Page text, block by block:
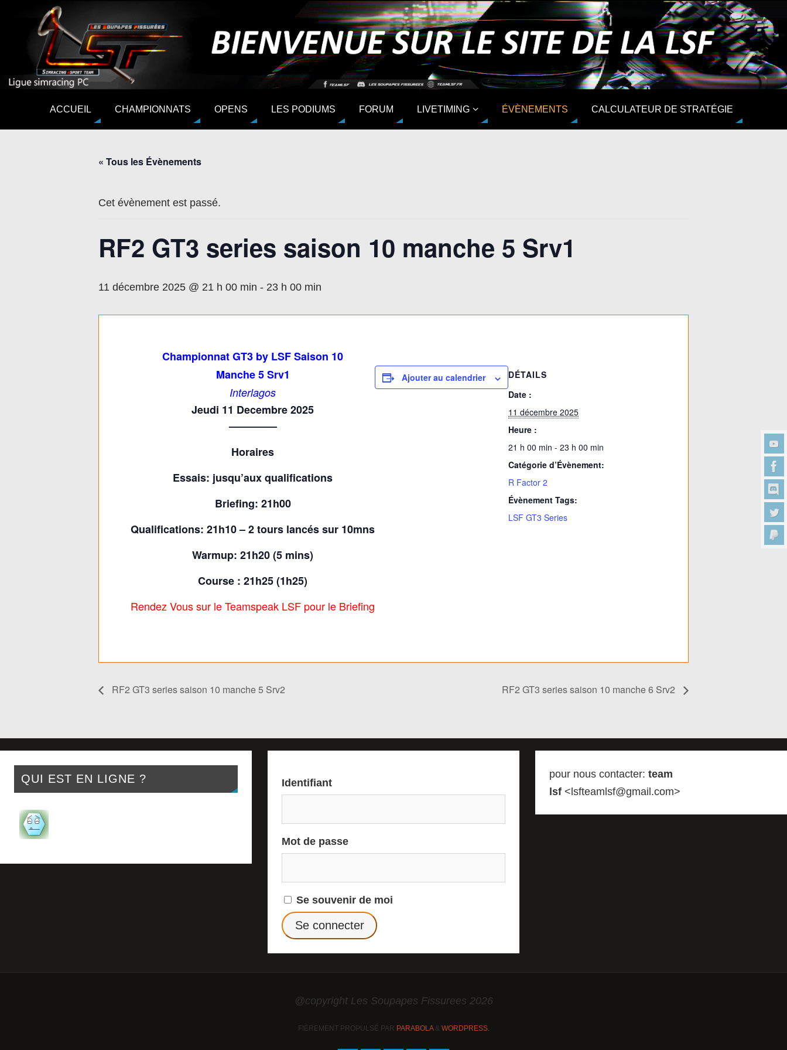
ACCUEIL CHAMPIONNATS OPENS LES PODIUMS FORUM LIVETIMING ÉVÈNEMENTS CALCULATEUR DE STRATÉGIE
« Tous les Évènements
Cet évènement est passé.
RF2 GT3 series saison 10 manche 5 Srv1
11 décembre 2025 @ 21 h 00 min - 23 h 00 min
Championnat GT3 by LSF Saison 10
Manche 5 Srv1
Interlagos
Jeudi 11 Decembre 2025
————–
Horaires
Essais: jusqu’aux qualifications
Briefing: 21h00
Qualifications: 21h10 – 2 tours lancés sur 10mns
Warmup: 21h20 (5 mins)
Course : 21h25 (1h25)
Rendez Vous sur le Teamspeak LSF pour le Briefing
Ajouter au calendrier
DÉTAILS
Date :
11 décembre 2025
Heure :
21 h 00 min - 23 h 00 min
Catégorie d’Évènement:
R Factor 2
Évènement Tags:
LSF GT3 Series
RF2 GT3 series saison 10 manche 5 Srv2 RF2 GT3 series saison 10 manche 6 Srv2
QUI EST EN LIGNE ? Identifiant
Mot de passe
Se souvenir de moi
pour nous contacter:team
lsf <lsfteamlsf@gmail.com>
@copyright Les Soupapes Fissurees 2026
FIÈREMENT PROPULSÉ PAR PARABOLA& WORDPRESS.